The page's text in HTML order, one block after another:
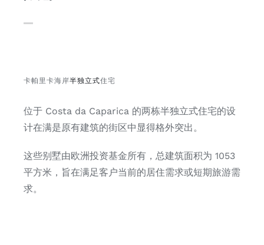
卡帕里卡海岸半独立式住宅
位于 Costa da Caparica 的两栋半独立式住宅的设
计在满是原有建筑的街区中显得格外突出。
这些别墅由欧洲投资基金所有，总建筑面积为 1053
平方米，旨在满足客户当前的居住需求或短期旅游需
求。